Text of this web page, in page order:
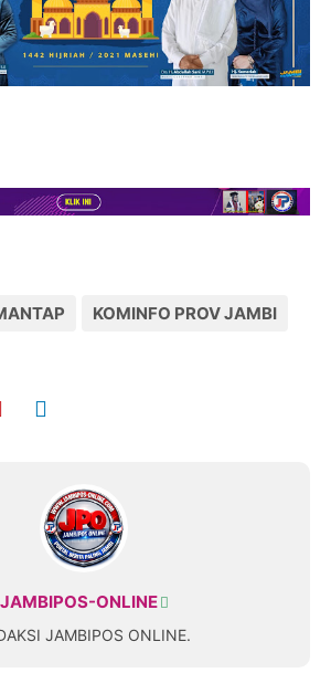
KOMINFO PROV JAMBI
JAMBIPOS-ONLINE
JAMBIPOS ONLINE.